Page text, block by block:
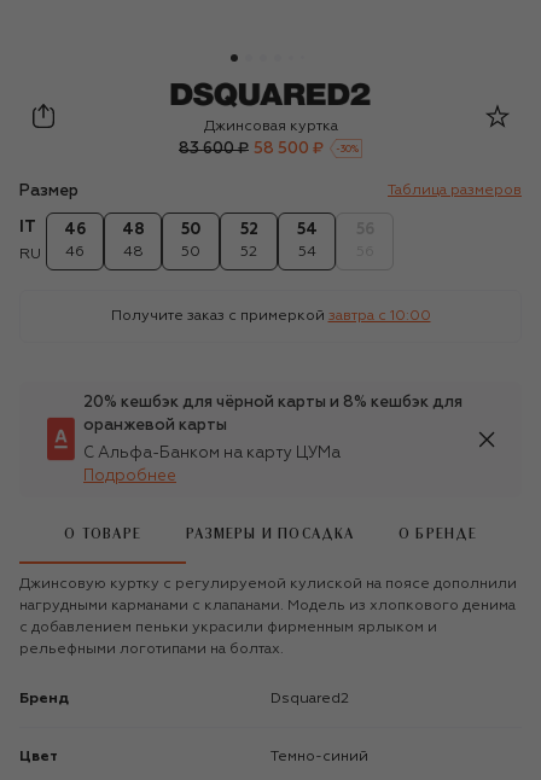
Dsquared2
Джинсовая куртка
83 600 ₽ 58 500 ₽ -30%
Размер Таблица размеров
RU
46
46
48
48
50
50
52
52
54
54
Получите заказ с примеркой завтра c 10:00
20% кешбэк для чёрной карты и 8% кешбэк для
оранжевой карты
С Альфа-Банком на карту ЦУМа
Подробнее
О ТОВАРЕ РАЗМЕРЫ И ПОСАДКА О БРЕНДЕ
Джинсовую куртку с регулируемой кулиской на поясе дополнили
нагрудными карманами с клапанами. Модель из хлопкового денима
с добавлением пеньки украсили фирменным ярлыком и
рельефными логотипами на болтах.
Бренд Dsquared2
Цвет Темно-синий